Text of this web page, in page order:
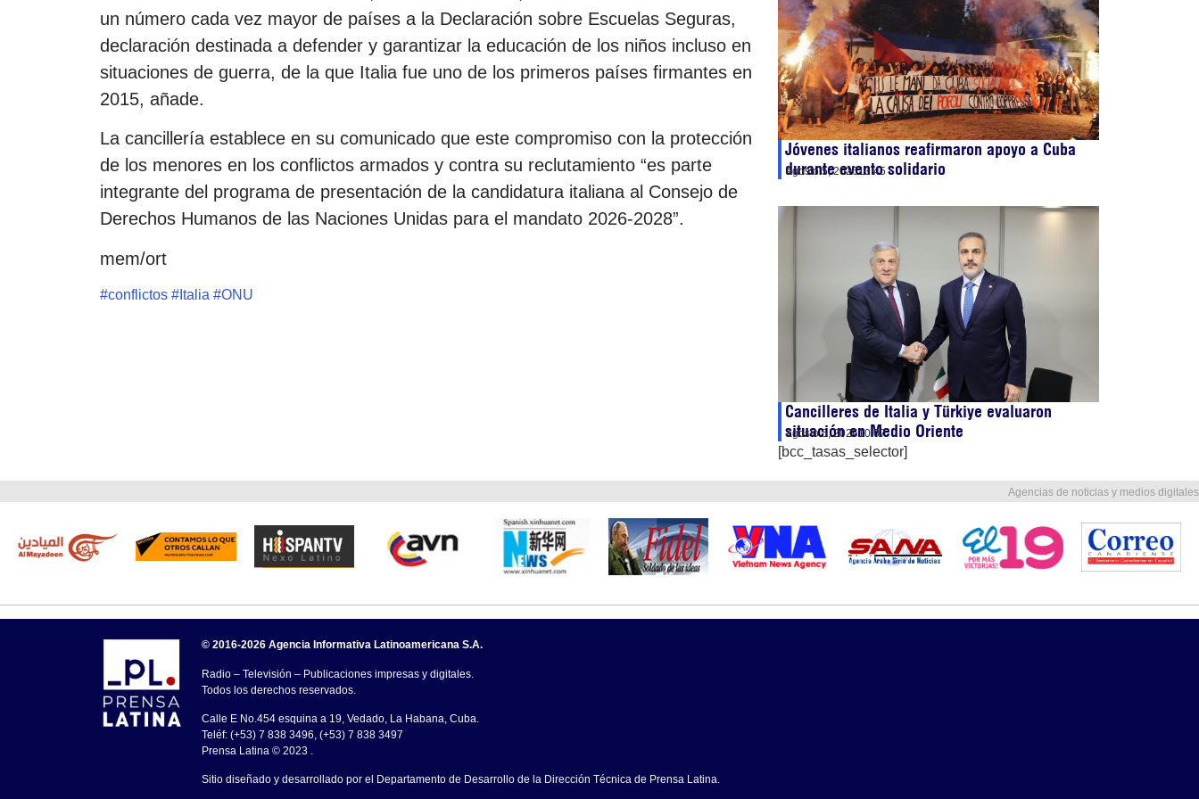
un número cada vez mayor de países a la Declaración sobre Escuelas Seguras,
declaración destinada a defender y garantizar la educación de los niños incluso en
situaciones de guerra, de la que Italia fue uno de los primeros países firmantes en
2015, añade.
La cancillería establece en su comunicado que este compromiso con la protección
de los menores en los conflictos armados y contra su reclutamiento “es parte
integrante del programa de presentación de la candidatura italiana al Consejo de
Derechos Humanos de las Naciones Unidas para el mandato 2026-2028”.
mem/ort
#conflictos # Italia #ONU
Jóvenes italianos reafirmaron apoyo a Cuba
durante evento solidario
agosto 5, 202613:45
Cancilleres de Italia y Türkiye evaluaron
situación en Medio Oriente
agosto 5, 202610:07
[bcc_tasas_selector]
Agencias de noticias y medios digitales
© 2016-2026 Agencia Informativa Latinoamericana S.A.
Radio – Televisión – Publicaciones impresas y digitales.
Todos los derechos reservados.
Calle E No.454 esquina a 19, Vedado, La Habana, Cuba.
Teléf: (+53) 7 838 3496, (+53) 7 838 3497
Prensa Latina © 2023 .
Sitio diseñado y desarrollado por el Departamento de Desarrollo de la Dirección Técnica de Prensa Latina.